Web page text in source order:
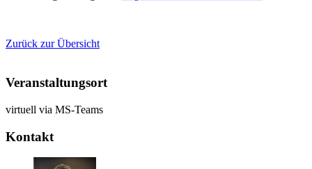
Zurück zur Übersicht
Veranstaltungsort
virtuell via MS-Teams
Kontakt